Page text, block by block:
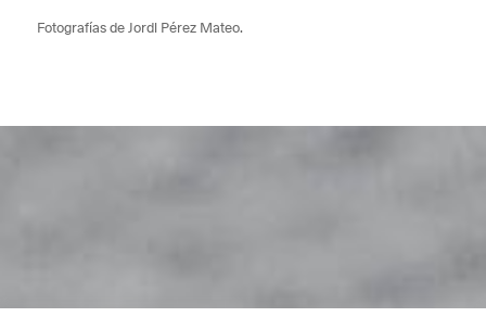
Fotografías de Jordi Pérez Mateo.